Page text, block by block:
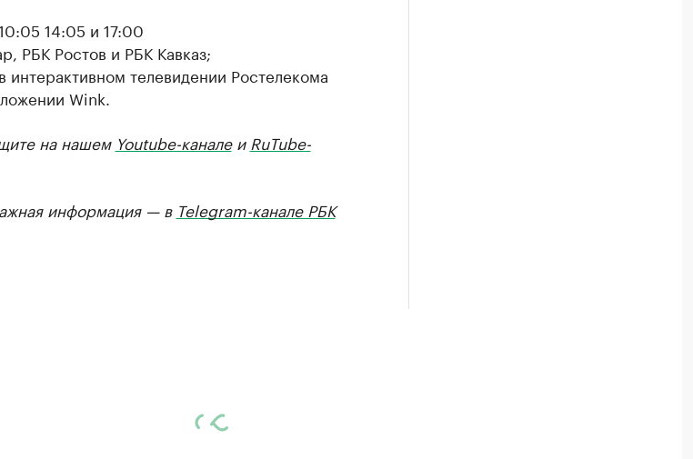
14:05 и 17:00
РБК Ростов и РБК Кавказ;
телевидении Ростелекома
Wink.
на нашем Youtube-каналеи RuTube-
информация — в Telegram-канале РБК